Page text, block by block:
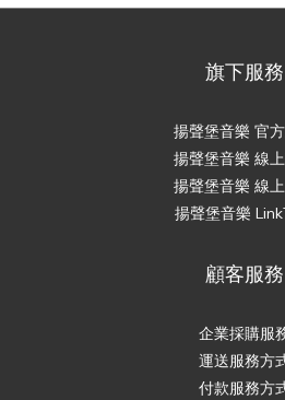
旗下服務
揚聲堡音樂 官
揚聲堡音樂 線
揚聲堡音樂 線
揚聲堡音樂
顧客服務
企業採購服
運送服務方
付款服務方